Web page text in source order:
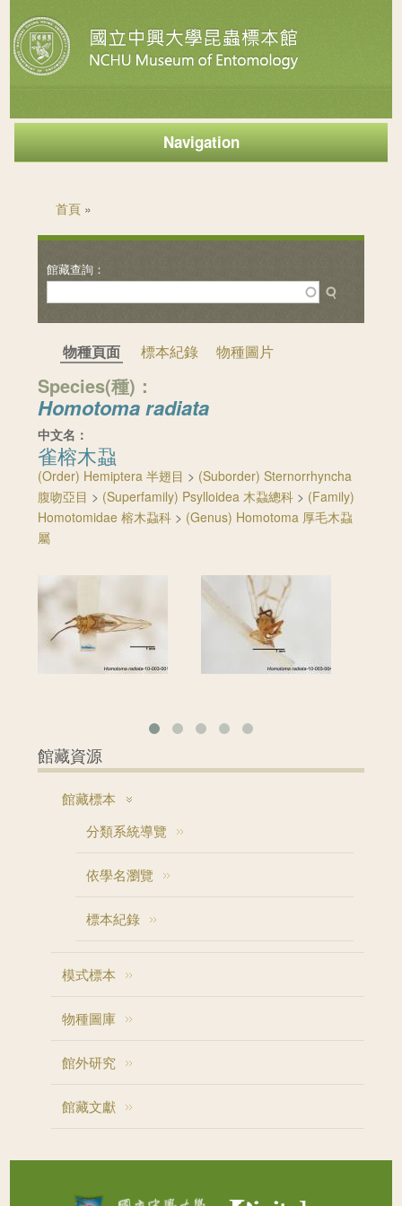
Navigation
首頁 »
物種頁面 標本紀錄 物種圖片
Species(種)：
Homotoma radiata
中文名：
雀榕木蝨
(Order) Hemiptera 半翅目 > (Suborder) Sternorrhyncha
腹吻亞目 > (Superfamily) Psylloidea 木蝨總科 > (Family)
Homotomidae 榕木蝨科 > (Genus) Homotoma 厚毛木蝨
屬
館藏資源
館藏標本
分類系統導覽
依學名瀏覽
標本紀錄
模式標本
物種圖庫
館外研究
館藏文獻